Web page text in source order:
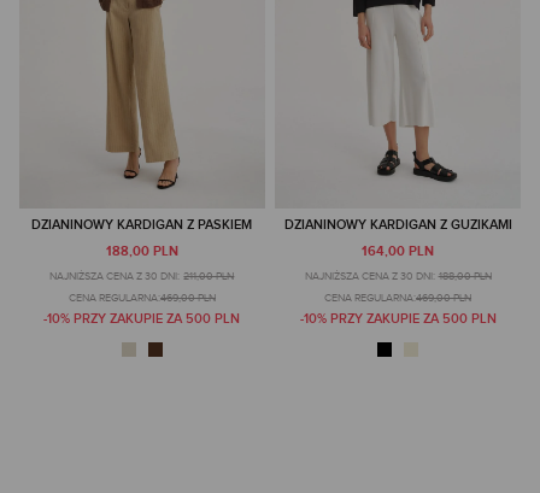
DZIANINOWY KARDIGAN Z PASKIEM
188,00 PLN
NAJNIŻSZA CENA Z 30 DNI: 211,00 PLN
CENA REGULARNA:469,00 PLN
-10% PRZY ZAKUPIE ZA 500 PLN
DZIANINOWY KARDIGAN Z GUZIKAMI
164,00 PLN
NAJNIŻSZA CENA Z 30 DNI: 188,00 PLN
CENA REGULARNA:469,00 PLN
-10% PRZY ZAKUPIE ZA 500 PLN